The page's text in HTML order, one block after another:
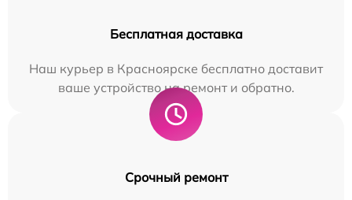
Бесплатная доставка
Наш курьер в Красноярске бесплатно доставит
ваше устройство на ремонт и обратно.
Срочный ремонт